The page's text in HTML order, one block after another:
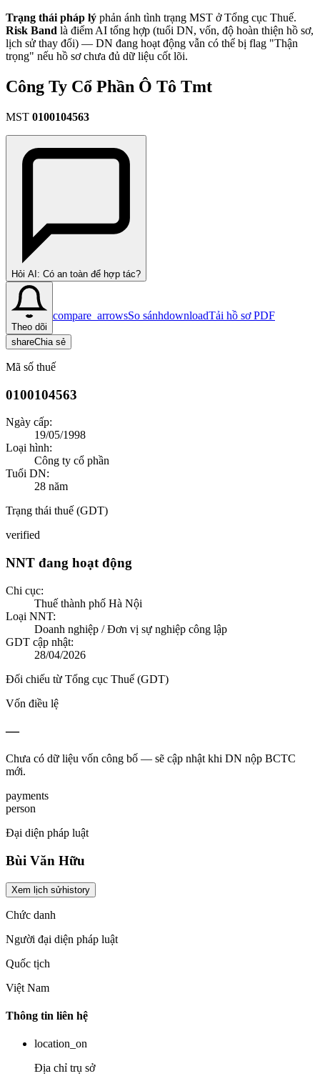
Trạng thái pháp lý phản ánh tình trạng MST ở Tổng cục Thuế.
Risk Band là điểm AI tổng hợp (tuổi DN, vốn, độ hoàn thiện hồ sơ,
lịch sử thay đổi) — DN đang hoạt động vẫn có thể bị flag "Thận
trọng" nếu hồ sơ chưa đủ dữ liệu cốt lõi.
Công Ty Cổ Phần Ô Tô Tmt
MST 0100104563
Hỏi AI: Có an toàn để hợp tác?
Theo dõi
compare_arrowsSo sánhdownloadTải hồ sơ PDF
shareChia sẻ
Mã số thuế
0100104563
Ngày cấp:
19/05/1998
Loại hình:
Công ty cổ phần
Tuổi DN:
28 năm
Trạng thái thuế (GDT)
verified
NNT đang hoạt động
Chi cục:
Thuế thành phố Hà Nội
Loại NNT:
Doanh nghiệp / Đơn vị sự nghiệp công lập
GDT cập nhật:
28/04/2026
Đối chiếu từ Tổng cục Thuế (GDT)
Vốn điều lệ
—
Chưa có dữ liệu vốn công bố — sẽ cập nhật khi DN nộp BCTC
mới.
payments
person
Đại diện pháp luật
Bùi Văn Hữu
Xem lịch sửhistory
Chức danh
Người đại diện pháp luật
Quốc tịch
Việt Nam
Thông tin liên hệ
location_on
Địa chỉ trụ sở